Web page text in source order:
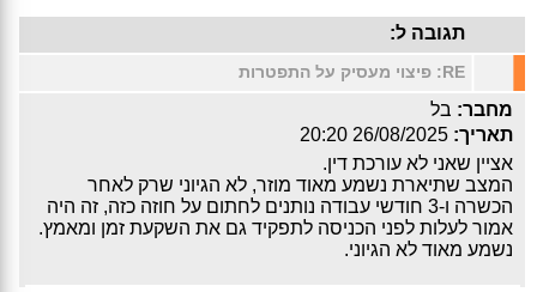
תגובה ל:
RE: פיצוי מעסיק על התפטרות
מחבר: בל
תאריך: 26/08/2025 20:20
אציין שאני לא עורכת דין.
המצב שתיארת נשמע מאוד מוזר, לא הגיוני שרק לאחר
הכשרה ו-3 חודשי עבודה נותנים לחתום על חוזה כזה, זה היה
אמור לעלות לפני הכניסה לתפקיד גם את השקעת זמן ומאמץ.
נשמע מאוד לא הגיוני.